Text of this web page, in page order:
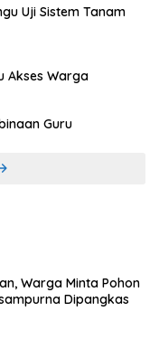
Uji Sistem Tanam
Akses Warga
Guru
Warga Minta Pohon
Dipangkas